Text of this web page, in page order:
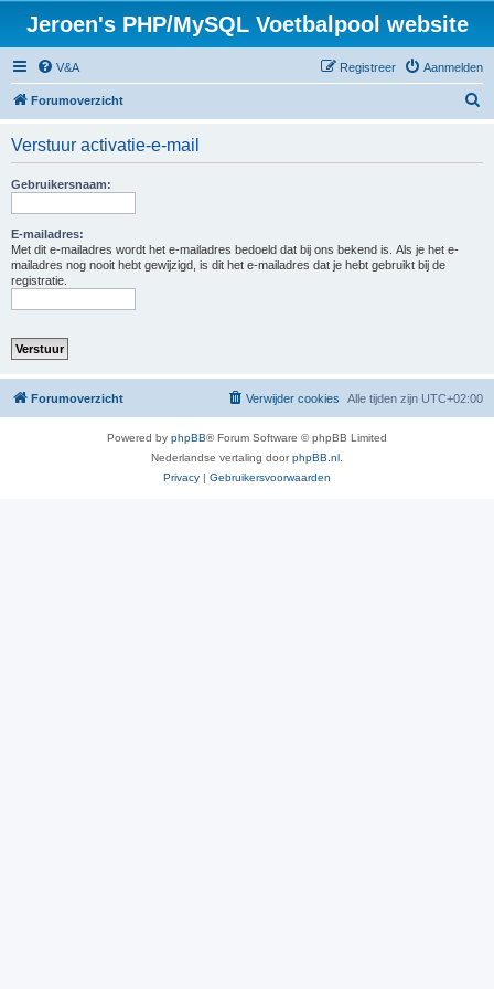
Jeroen's PHP/MySQL Voetbalpool website
V&A Aanmelden
Registreer
Forumoverzicht
Verstuur activatie-e-mail
Gebruikersnaam:
E-mailadres:
Met dit e-mailadres wordt het e-mailadres bedoeld dat bij ons bekend is. Als je het e-
mailadres nog nooit hebt gewijzigd, is dit het e-mailadres dat je hebt gebruikt bij de
registratie.
Forumoverzicht Alle tijden zijn UTC+02:00
Verwijder cookies
Powered by phpBB® Forum Software © phpBB Limited
Nederlandse vertaling doorphpBB.nl
Privacy | Gebruikersvoorwaarden